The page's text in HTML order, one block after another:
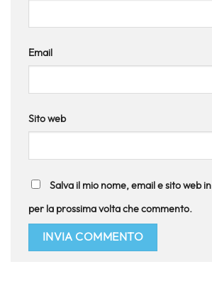
Email
Sito web
Salva il mio nome, email e sito web
per la prossima volta che commento.